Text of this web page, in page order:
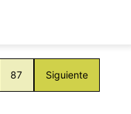
87 Siguiente